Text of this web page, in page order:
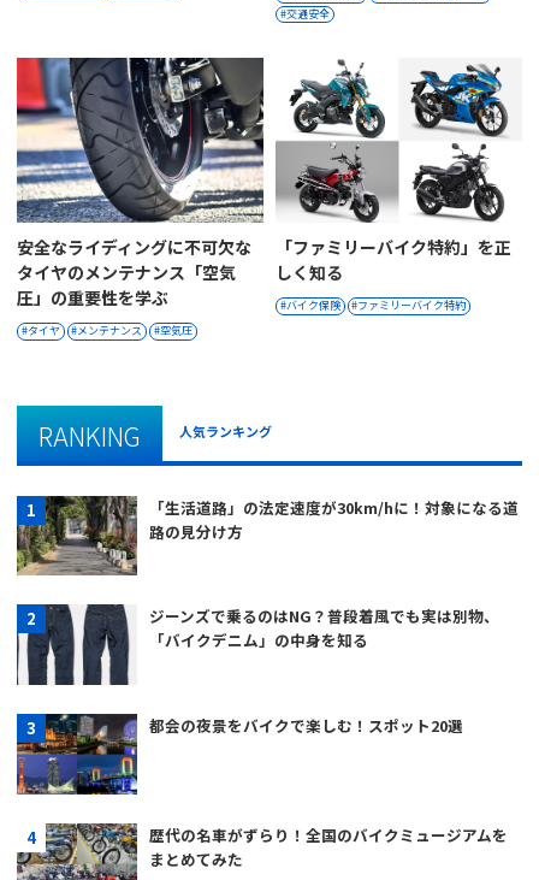
交通安全
安全なライディングに不可欠な
タイヤのメンテナンス「空気
圧」の重要性を学ぶ
タイヤ メンテナンス 空気圧
「ファミリーバイク特約」を正
しく知る
バイク保険 ファミリーバイク特約
RANKING 人気ランキング
「生活道路」の法定速度が30km/hに！対象になる道
路の見分け方
ジーンズで乗るのはNG？普段着風でも実は別物、
「バイクデニム」の中身を知る
都会の夜景をバイクで楽しむ！スポット20選
歴代の名車がずらり！全国のバイクミュージアムを
まとめてみた